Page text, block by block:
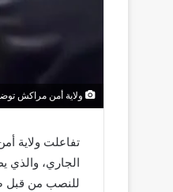
ولاية أمن مراكش
الجاري، والذي
للنصب من قبل